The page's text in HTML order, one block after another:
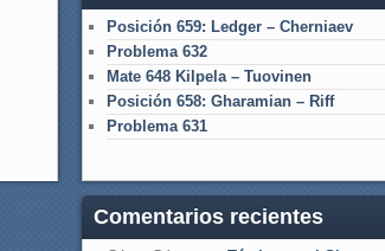
Posición 659: Ledger – Cherniaev
Problema 632
Mate 648 Kilpela – Tuovinen
Posición 658: Gharamian – Riff
Problema 631
Comentarios recientes